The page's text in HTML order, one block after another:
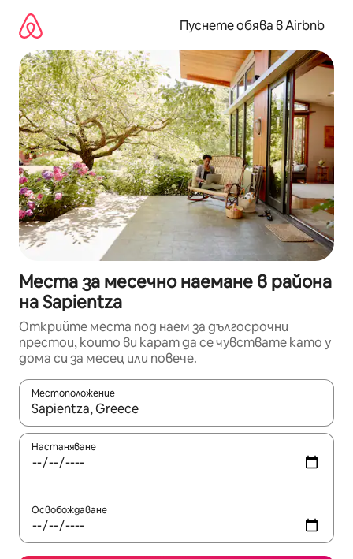
съдържанието
Пуснете обява в Airbnb
Места за месечно наемане в района
на Sapientza
Открийте места под наем за дългосрочни
престои, които ви карат да се чувствате като у
дома си за месец или повече.
Местоположение
Когато резултатите се покажат, използвайте
Настаняване
Освобождаване